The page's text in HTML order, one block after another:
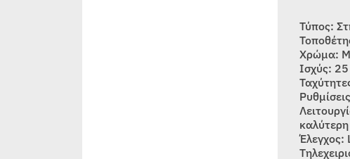
Τύπος:
Χρώμα:
Ισχύς:
Έλεγχος: